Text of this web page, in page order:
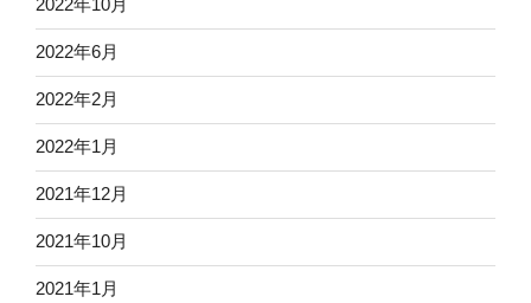
2022年10月
2022年6月
2022年2月
2022年1月
2021年12月
2021年10月
2021年1月